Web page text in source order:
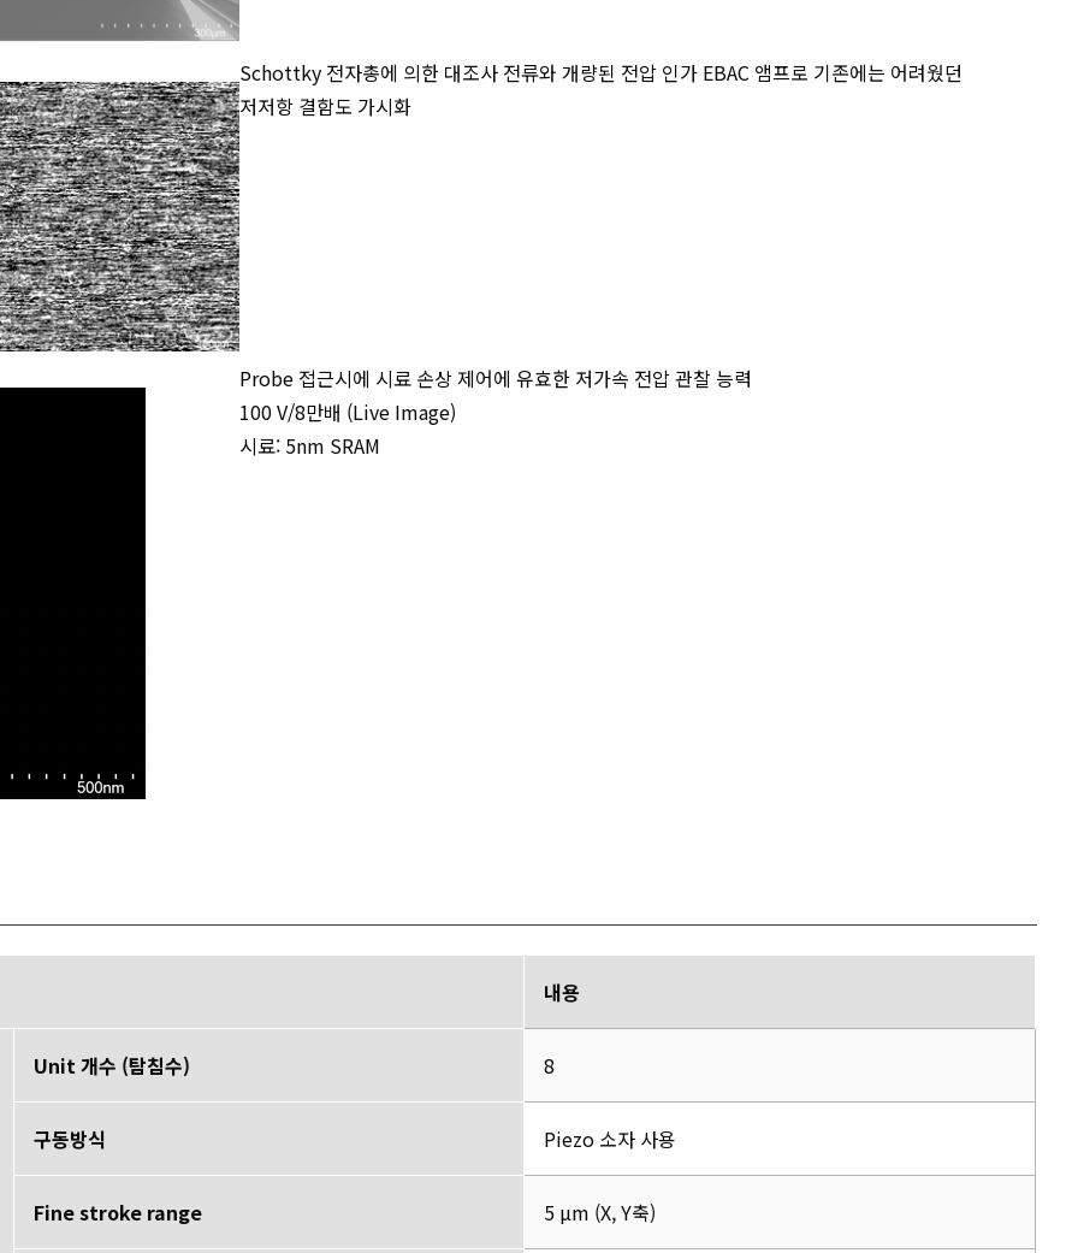
Schottky 전자총에 의한 대조사 전류와 개량된 전압 인가 EBAC 앰프로 기존에는 어려웠던
저저항 결함도 가시화
Probe 접근시에 시료 손상 제어에 유효한 저가속 전압 관찰 능력
100 V/8만배 (Live Image)
시료: 5nm SRAM
내용
Unit 개수 (탐침수) 8
구동방식 Piezo 소자 사용
Fine stroke range 5 µm (X, Y축)